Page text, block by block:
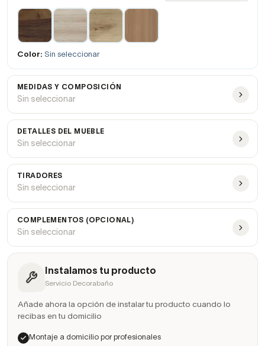
Color: Sin seleccionar
MEDIDAS Y COMPOSICIÓN
Sin seleccionar
DETALLES DEL MUEBLE
Sin seleccionar
TIRADORES
Sin seleccionar
COMPLEMENTOS (OPCIONAL)
Sin seleccionar
Instalamos tu producto
Servicio Decorabaño
Añade ahora la opción de instalar tu producto cuando lo
recibas en tu domicilio
Montaje a domicilio por profesionales